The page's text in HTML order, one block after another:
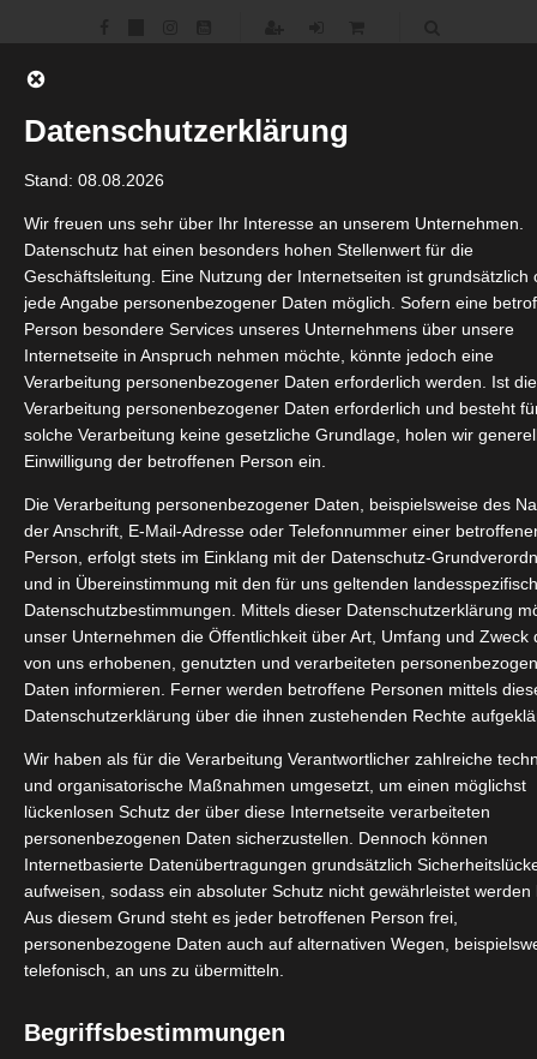
Kaschmir Urlaub – Go Round! Trekking
Tour Package
Für Entdecker!
DETAILS
Datenschutzerklärung
Stand: 08.08.2026
Wir freuen uns sehr über Ihr Interesse an unserem Unternehmen.
Datenschutz hat einen besonders hohen Stellenwert für die
Geschäftsleitung. Eine Nutzung der Internetseiten ist grundsätzlich
jede Angabe personenbezogener Daten möglich. Sofern eine
Person besondere Services unseres Unternehmens über unsere
Internetseite in Anspruch nehmen möchte, könnte jedoch eine
Verarbeitung personenbezogener Daten erforderlich werden. Ist die
Verarbeitung personenbezogener Daten erforderlich und besteht
solche Verarbeitung keine gesetzliche Grundlage, holen wir
Einwilligung der betroffenen Person ein.
Die Verarbeitung personenbezogener Daten, beispielsweise des
der Anschrift, E-Mail-Adresse oder Telefonnummer einer
Person, erfolgt stets im Einklang mit der Datenschutz-
und in Übereinstimmung mit den für uns geltenden
Datenschutzbestimmungen. Mittels dieser Datenschutzerklärung
unser Unternehmen die Öffentlichkeit über Art, Umfang und Zweck
von uns erhobenen, genutzten und verarbeiteten
Daten informieren. Ferner werden betroffene Personen mittels
Datenschutzerklärung über die ihnen zustehenden Rechte
Wir haben als für die Verarbeitung Verantwortlicher zahlreiche
und organisatorische Maßnahmen umgesetzt, um einen möglichst
lückenlosen Schutz der über diese Internetseite verarbeiteten
personenbezogenen Daten sicherzustellen. Dennoch können
Internetbasierte Datenübertragungen grundsätzlich
aufweisen, sodass ein absoluter Schutz nicht gewährleistet werden
Aus diesem Grund steht es jeder betroffenen Person frei,
personenbezogene Daten auch auf alternativen Wegen,
telefonisch, an uns zu übermitteln.
Begriffsbestimmungen